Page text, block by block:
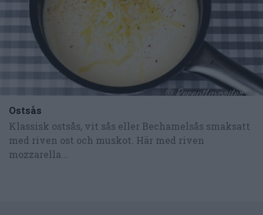
Ostsås
Klassisk ostsås, vit sås eller Bechamelsås smaksatt
med riven ost och muskot. Här med riven
mozzarella...